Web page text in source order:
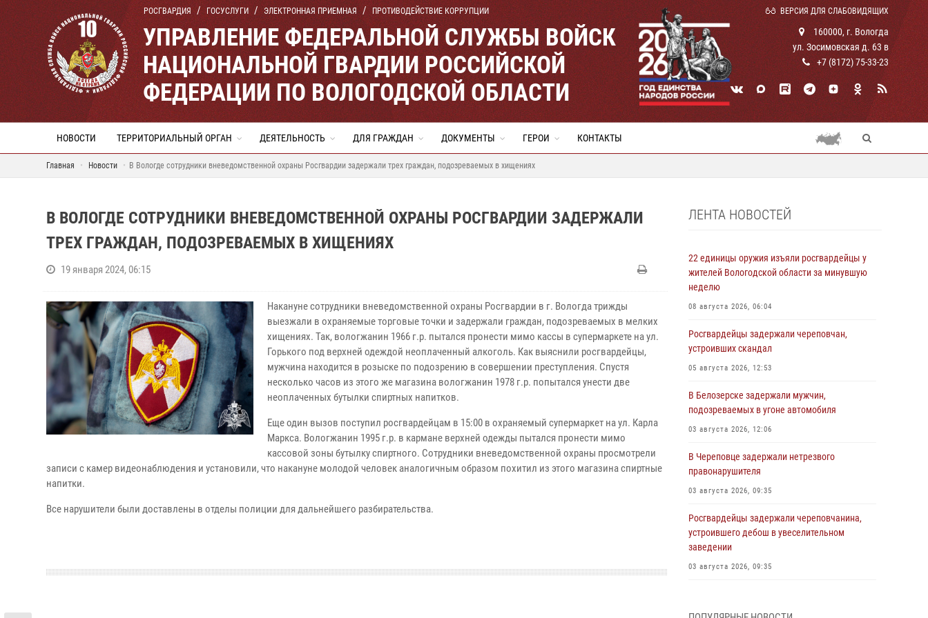
РОСГВАРДИЯ ГОСУСЛУГИ ЭЛЕКТРОННАЯ ПРИЕМНАЯ ПРОТИВОДЕЙСТВИЕ КОРРУПЦИИ ВЕРСИЯ ДЛЯ СЛАБОВИДЯЩИХ
УПРАВЛЕНИЕ ФЕДЕРАЛЬНОЙ СЛУЖБЫ ВОЙСК
НАЦИОНАЛЬНОЙ ГВАРДИИ РОССИЙСКОЙ
ФЕДЕРАЦИИ ПО ВОЛОГОДСКОЙ ОБЛАСТИ
160000, г. Вологда
ул. Зосимовская д. 63 в
+7 (8172) 75-33-23
НОВОСТИ ТЕРРИТОРИАЛЬНЫЙ ОРГАН ДЕЯТЕЛЬНОСТЬ ДЛЯ ГРАЖДАН ДОКУМЕНТЫ ГЕРОИ КОНТАКТЫ
Главная Новости В Вологде сотрудники вневедомственной охраны Росгвардии задержали трех граждан, подозреваемых в хищениях
В ВОЛОГДЕ СОТРУДНИКИ ВНЕВЕДОМСТВЕННОЙ ОХРАНЫ РОСГВАРДИИ ЗАДЕРЖАЛИ
ТРЕХ ГРАЖДАН, ПОДОЗРЕВАЕМЫХ В ХИЩЕНИЯХ
19 января 2024, 06:15
Накануне сотрудники вневедомственной охраны Росгвардии в г. Вологда трижды
выезжали в охраняемые торговые точки и задержали граждан, подозреваемых в мелких
хищениях. Так, вологжанин 1966 г.р. пытался пронести мимо кассы в супермаркете на ул.
Горького под верхней одеждой неоплаченный алкоголь. Как выяснили росгвардейцы,
мужчина находится в розыске по подозрению в совершении преступления. Спустя
несколько часов из этого же магазина вологжанин 1978 г.р. попытался унести две
неоплаченных бутылки спиртных напитков.
Еще один вызов поступил росгвардейцам в 15:00 в охраняемый супермаркет на ул. Карла
Маркса. Вологжанин 1995 г.р. в кармане верхней одежды пытался пронести мимо
кассовой зоны бутылку спиртного. Сотрудники вневедомственной охраны просмотрели
записи с камер видеонаблюдения и установили, что накануне молодой человек аналогичным образом похитил из этого магазина спиртные
напитки.
Все нарушители были доставлены в отделы полиции для дальнейшего разбирательства.
ЛЕНТА НОВОСТЕЙ
22 единицы оружия изъяли росгвардейцы у
жителей Вологодской области за минувшую
неделю
08 августа 2026, 06:04
Росгвардейцы задержали череповчан,
устроивших скандал
05 августа 2026, 12:53
В Белозерске задержали мужчин,
подозреваемых в угоне автомобиля
03 августа 2026, 12:06
В Череповце задержали нетрезвого
правонарушителя
03 августа 2026, 09:35
Росгвардейцы задержали череповчанина,
устроившего дебош в увеселительном
заведении
03 августа 2026, 09:35